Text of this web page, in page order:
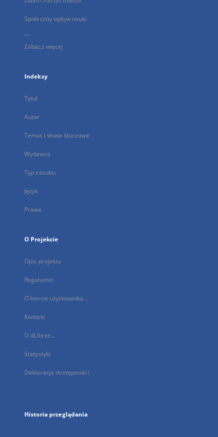
Społeczny wpływ nauki
...
Zobacz więcej
Indeksy
Tytuł
Autor
Temat i słowa kluczowe
Wydawca
Typ zasobu
Język
Prawa
O Projekcie
Opis projektu
Regulamin
O koncie użytkownika...
Kontakt
O dLibrze...
Statystyki
Deklaracja dostępności
Historia przeglądania